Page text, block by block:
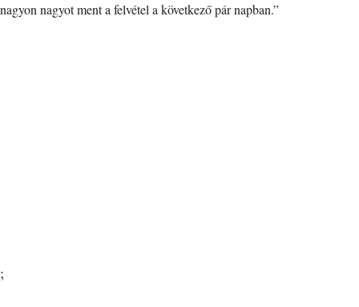
nagyon nagyot ment a felvétel a következő pár napban.”
;